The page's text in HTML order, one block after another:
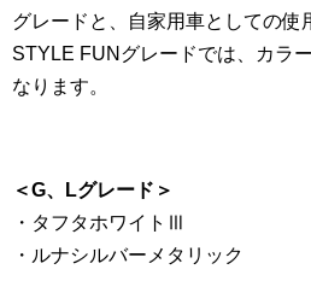
グレードと、自家用車としての使
STYLE FUNグレードでは、カラ
なります。
＜G、Lグレード＞
・タフタホワイトⅢ
・ルナシルバーメタリック